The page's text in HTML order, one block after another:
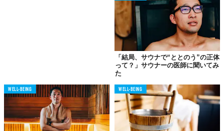
加藤 容崇（かとう やすたか）
慶応義塾大学医学部腫瘍センターゲノム医療ユニット特任
助教・医師、北斗病院・医師、日本サウナ学会 代表理
事。サウナ好きが高じて、“ととのう”をはじめとしたサウ
ナの効能を科学的に解明する取り組みをおこなっている。
著書『医者が教えるサウナの教科書 ビジネスエリートは
なぜ脳と体をサウナでととのえるのか？』が好評発売中。
新型コロナウイルス感染症対策を
積極的におこなう施設を公開中
「私が言いたいことは、たったひとつ。しっかりとした感染症対
「結局、サウナで“ととのう”の正体
って？」サウナーの医師に聞いてみ
た
WELL-BEING WELL-BEING